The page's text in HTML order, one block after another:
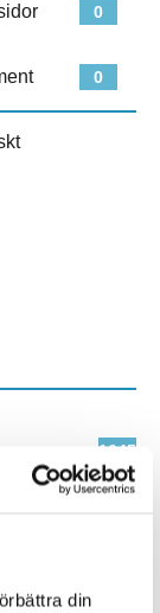
din
0
0
1645